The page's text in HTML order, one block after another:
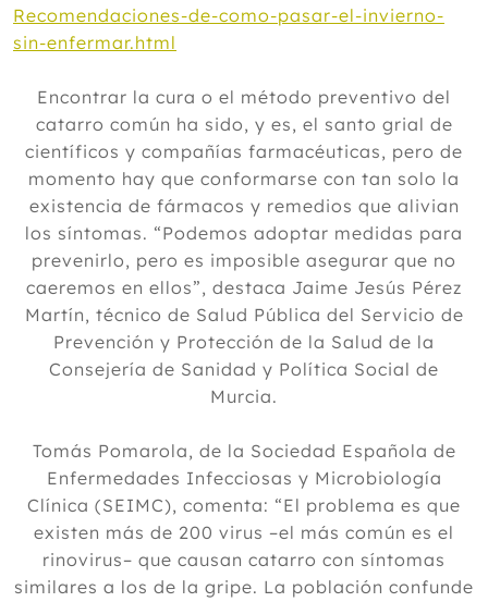
Recomendaciones-de-como-pasar-el-invierno-
sin-enfermar.html
Encontrar la cura o el método preventivo del
catarro común ha sido, y es, el santo grial de
científicos y compañías farmacéuticas, pero de
momento hay que conformarse con tan solo la
existencia de fármacos y remedios que alivian
los síntomas. “Podemos adoptar medidas para
prevenirlo, pero es imposible asegurar que no
caeremos en ellos”, destaca Jaime Jesús Pérez
Martín, técnico de Salud Pública del Servicio de
Prevención y Protección de la Salud de la
Consejería de Sanidad y Política Social de
Murcia.
Tomás Pomarola, de la Sociedad Española de
Enfermedades Infecciosas y Microbiología
Clínica (SEIMC), comenta: “El problema es que
existen más de 200 virus –el más común es el
rinovirus– que causan catarro con síntomas
similares a los de la gripe. La población confunde